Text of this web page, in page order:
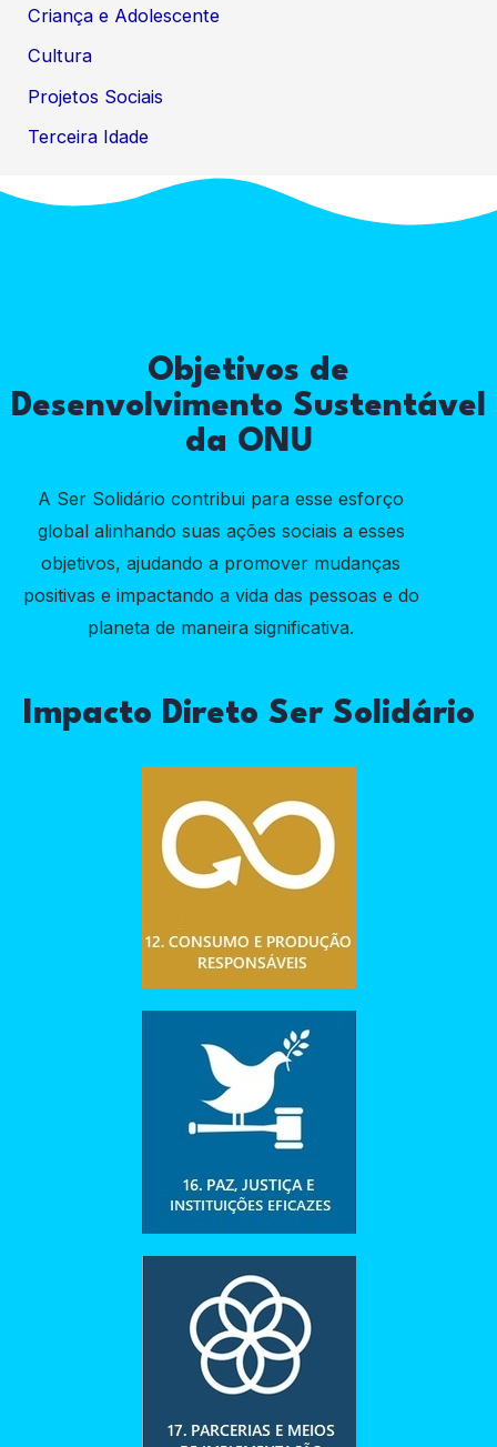
Criança e Adolescente
Cultura
Projetos Sociais
Terceira Idade
Objetivos de
Desenvolvimento Sustentável
da ONU
A Ser Solidário contribui para esse esforço
global alinhando suas ações sociais a esses
objetivos, ajudando a promover mudanças
positivas e impactando a vida das pessoas e do
planeta de maneira significativa.
Impacto Direto Ser Solidário